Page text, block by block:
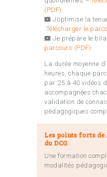
(PDF)
J’optimise la
Télécharger le
Je prépare le
parcours (PDF)
La durée moyenne
heures, chaque
par 25 à 40 vidéos
accompagnées
validation de
pédagogiques
Les points forts de
du DCG
Une formation
modalités